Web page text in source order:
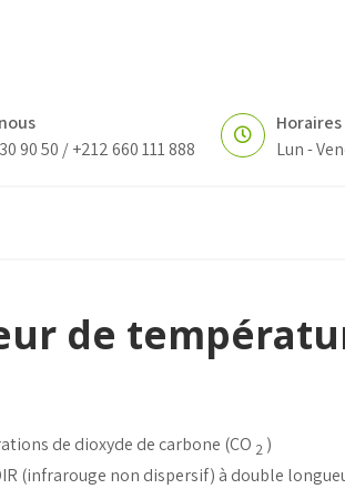
90 50 / +212 660 111 888
Horaires
Lun -
de
de dioxyde de carbone (CO 2 )
(infrarouge non dispersif) à double